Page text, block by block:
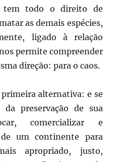
tem todo o direito de
as demais espécies,
ligado à relação
permite compreender
direção: para o caos.
alternativa: e se
da preservação de sua
comercializar e
um continente para
apropriado, justo,